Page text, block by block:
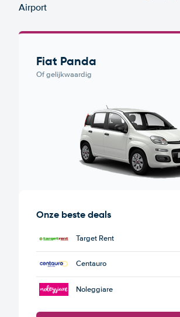
Airport
Fiat Panda
Of gelijkwaardig
Onze beste deals
Target Rent
Centauro
Noleggiare